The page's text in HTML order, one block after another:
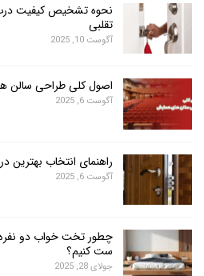
نحوه تشخیص کیفیت درب امنیتی
تقلبی
آگوست 10, 2025
اصول کلی طراحی سالن های همایش
آگوست 6, 2025
راهنمای انتخاب بهترین درب ضد
آگوست 6, 2025
چطور تخت خواب دو نفره را با سبک
ست کنیم؟
جولای 28, 2025